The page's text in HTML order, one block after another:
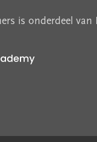
is onderdeel van